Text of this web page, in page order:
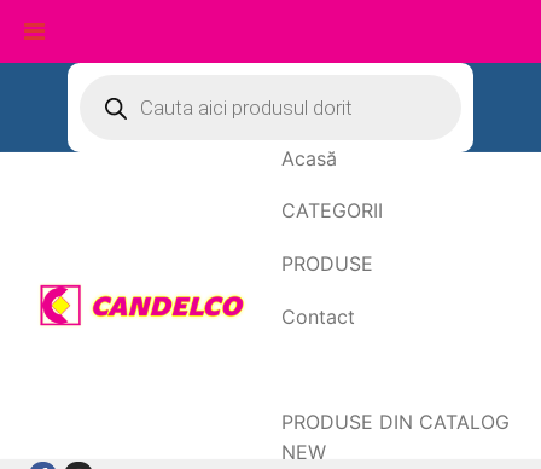
conținut
search
Acasă
CATEGORII
PRODUSE
Contact
PRODUSE DIN CATALOG
NEW